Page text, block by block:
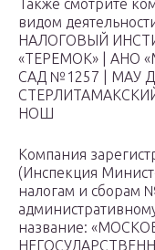
Также смотрите
видом
НАЛОГОВЫЙ
«ТЕРЕМОК» | АНО
САД №1257 | МАУ
НОШ
Компания
(Инспекция
налогам и сборам
название: